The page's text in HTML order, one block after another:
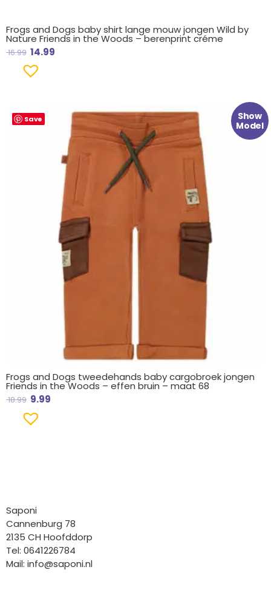
Frogs and Dogs baby shirt lange mouw jongen Wild by
Nature Friends in the Woods – berenprint créme
16.99 14.99
Save
Show
Model
Frogs and Dogs tweedehands baby cargobroek jongen
Friends in the Woods – effen bruin – maat 68
18.99
Oorspronkelijke
prijs
9.99
Huidige
prijs
€ 9.99.
Saponi
Cannenburg 78
2135 CH Hoofddorp
Tel: 0641226784
Mail: info@saponi.nl